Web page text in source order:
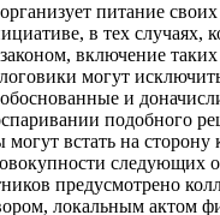
питание
в тех случаях,
включение
могут
и
подобного
встать на
следующих
предусмотрено
локальным актом